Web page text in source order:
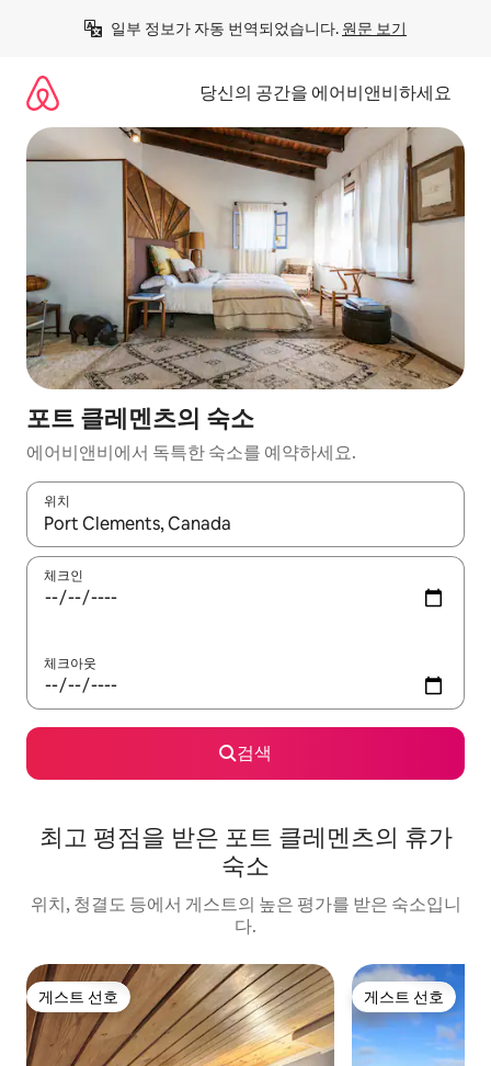
일부 정보가 자동 번역되었습니다. 원문 보기
당신의 공간을 에어비앤비하세요
포트 클레멘츠의 숙소
에어비앤비에서 독특한 숙소를 예약하세요.
위치
결과가 나오면 위·아래 화살표 키를 사용하거나 터치 또는 스와이
체크인
체크아웃
검색
최고 평점을 받은 포트 클레멘츠의 휴가
숙소
위치, 청결도 등에서 게스트의 높은 평가를 받은 숙소입니
다.
게스트 선호
게스트 선호 게스트 선호
게스트 선호